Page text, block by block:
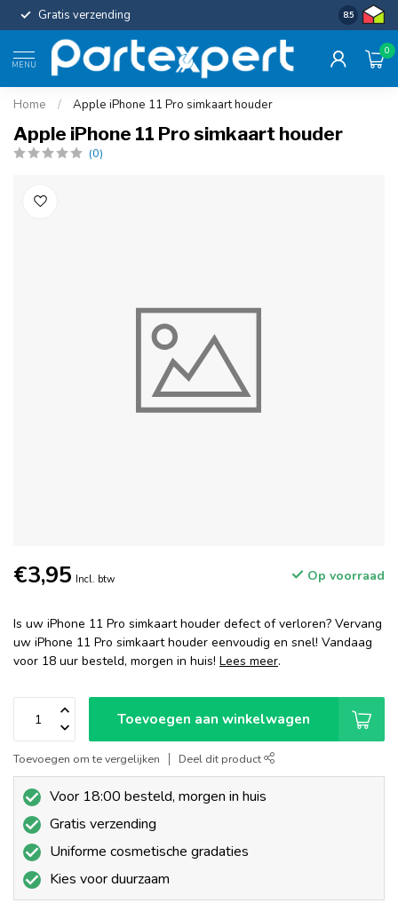
Gratis verzending Uniforme
8.5
MENU
0
Home / Apple iPhone 11 Pro simkaart houder
Apple iPhone 11 Pro simkaart houder
(0)
€3,95 Incl. btw Op voorraad
Is uw iPhone 11 Pro simkaart houder defect of verloren? Vervang
uw iPhone 11 Pro simkaart houder eenvoudig en snel! Vandaag
voor 18 uur besteld, morgen in huis! Lees meer.
Toevoegen aan winkelwagen
Toevoegen om te vergelijken Deel dit product
Voor 18:00 besteld, morgen in huis
Gratis verzending
Uniforme cosmetische gradaties
Kies voor duurzaam